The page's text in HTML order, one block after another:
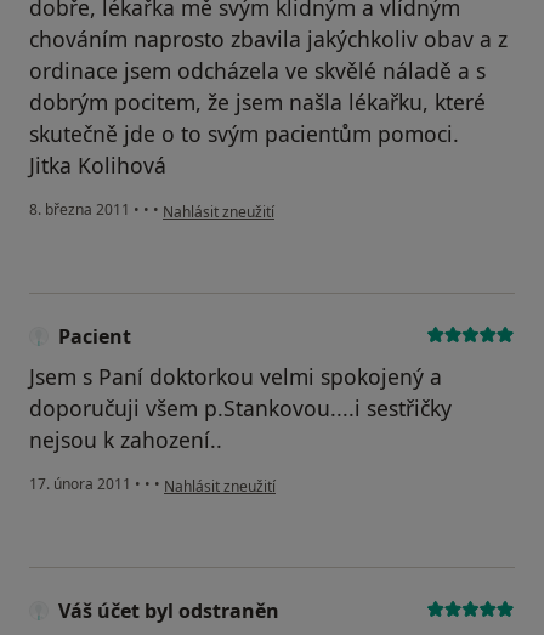
dobře, lékařka mě svým klidným a vlídným
chováním naprosto zbavila jakýchkoliv obav a z
ordinace jsem odcházela ve skvělé náladě a s
dobrým pocitem, že jsem našla lékařku, které
skutečně jde o to svým pacientům pomoci.
Jitka Kolihová
8. března 2011 • • • podle názoru uživatele Pacient
Nahlásit zneužití
Pacient
Jsem s Paní doktorkou velmi spokojený a
doporučuji všem p.Stankovou....i sestřičky
nejsou k zahození..
17. února 2011 • • • podle názoru uživatele Pacient
Nahlásit zneužití
Váš účet byl odstraněn